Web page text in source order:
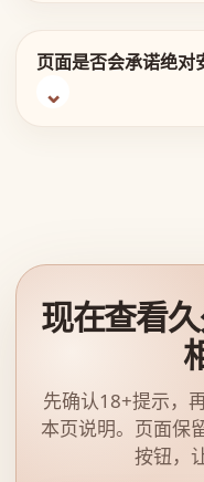
页面是否会承诺绝对
现在查看
先确认18+提示，
本页说明。页面保
按钮，